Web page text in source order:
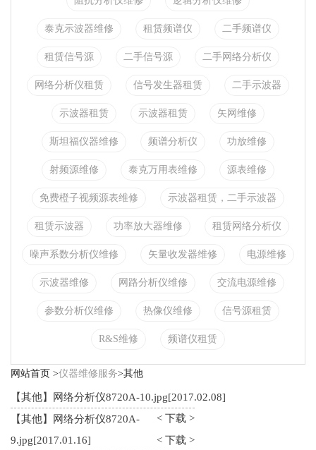
泰克示波器维修 租赁频谱仪 二手频谱仪
租赁信号源 二手信号源 二手网络分析仪
网络分析仪租赁 信号发生器租赁 二手示波器
示波器租赁 示波器租赁 矢网维修
斯坦福仪器维修 频谱分析仪 功放维修
射频源维修 泰克万用表维修 源表维修
免费橙子视频源表维修 示波器租赁，二手示波器
租赁示波器 功率放大器维修 租赁网络分析仪
噪声系数分析仪维修 矢量收发器维修 电源维修
示波器维修 网路分析仪维修 交流电源维修
参数分析仪维修 热像仪维修 信号源租赁
R&S维修 频谱仪租赁
网站首页 >仪器维修服务>其他
【其他】网络分析仪8720A-10.jpg[2017.02.08]
< 下载 >
【其他】网络分析仪8720A-
9.jpg[2017.01.16]
< 下载 >